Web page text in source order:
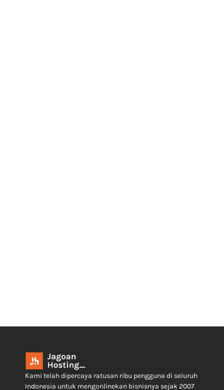
Kami telah dipercaya ratusan ribu pengguna di seluruh
Indonesia untuk mengonlinekan bisnisnya sejak 2007